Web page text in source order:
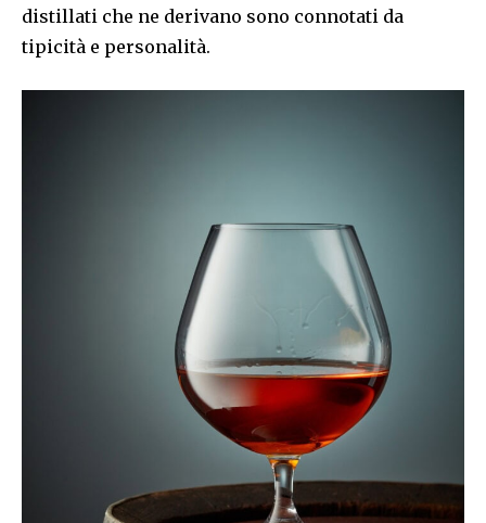
distillati che ne derivano sono connotati da
tipicità e personalità.